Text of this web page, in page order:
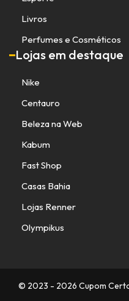
Livros
Perfumes e Cosméticos
Lojas em destaque
Nike
Centauro
Beleza na Web
Kabum
Fast Shop
Casas Bahia
Lojas Renner
Olympikus
© 2023 - 2026 Cupom